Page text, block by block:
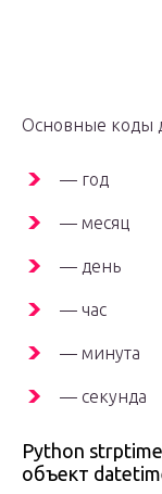
Основные коды
— год
— месяц
— день
— час
— минута
— секунда
Python
объект